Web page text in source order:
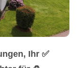
Ihr ✅